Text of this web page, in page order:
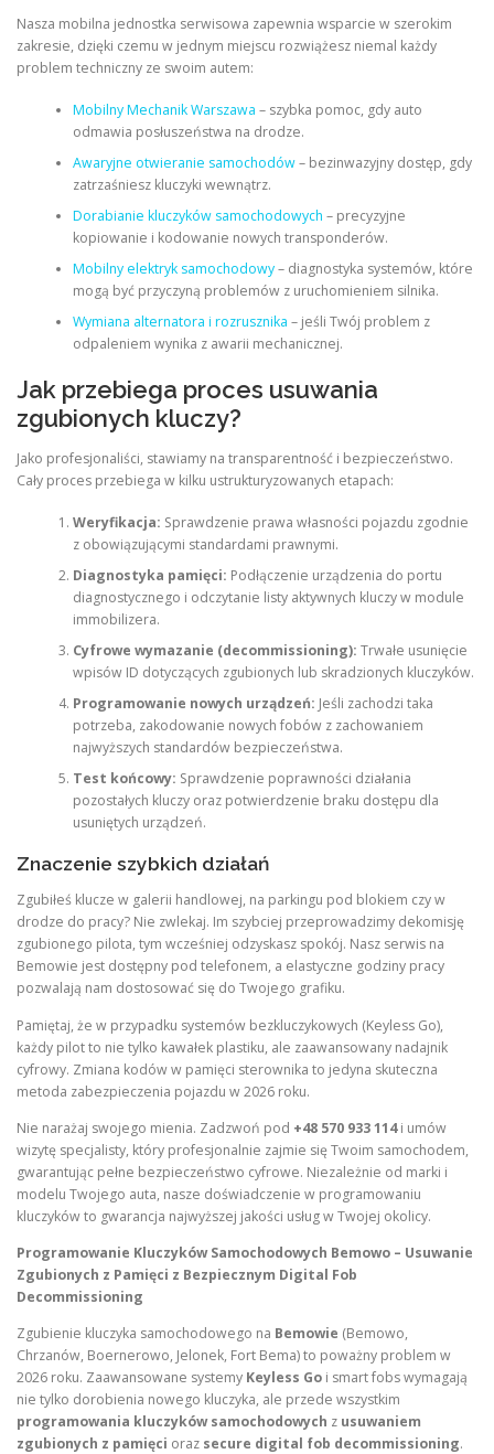
Nasza mobilna jednostka serwisowa zapewnia wsparcie w szerokim
zakresie, dzięki czemu w jednym miejscu rozwiążesz niemal każdy
problem techniczny ze swoim autem:
Mobilny Mechanik Warszawa – szybka pomoc, gdy auto
odmawia posłuszeństwa na drodze.
Awaryjne otwieranie samochodów– bezinwazyjny dostęp, gdy
zatrzaśniesz kluczyki wewnątrz.
Dorabianie kluczyków samochodowych – precyzyjne
kopiowanie i kodowanie nowych transponderów.
Mobilny elektryk samochodowy– diagnostyka systemów, które
mogą być przyczyną problemów z uruchomieniem silnika.
Wymiana alternatora i rozrusznika – jeśli Twój problem z
odpaleniem wynika z awarii mechanicznej.
Jak przebiega proces usuwania
zgubionych kluczy?
Jako profesjonaliści, stawiamy na transparentność i bezpieczeństwo.
Cały proces przebiega w kilku ustrukturyzowanych etapach:
Weryfikacja: Sprawdzenie prawa własności pojazdu zgodnie
z obowiązującymi standardami prawnymi.
Diagnostyka pamięci: Podłączenie urządzenia do portu
diagnostycznego i odczytanie listy aktywnych kluczy w module
immobilizera.
Cyfrowe wymazanie (decommissioning): Trwałe usunięcie
wpisów ID dotyczących zgubionych lub skradzionych kluczyków.
Programowanie nowych urządzeń: Jeśli zachodzi taka
potrzeba, zakodowanie nowych fobów z zachowaniem
najwyższych standardów bezpieczeństwa.
Test końcowy: Sprawdzenie poprawności działania
pozostałych kluczy oraz potwierdzenie braku dostępu dla
usuniętych urządzeń.
Znaczenie szybkich działań
Zgubiłeś klucze w galerii handlowej, na parkingu pod blokiem czy w
drodze do pracy? Nie zwlekaj. Im szybciej przeprowadzimy dekomisję
zgubionego pilota, tym wcześniej odzyskasz spokój. Nasz serwis na
Bemowie jest dostępny pod telefonem, a elastyczne godziny pracy
pozwalają nam dostosować się do Twojego grafiku.
Pamiętaj, że w przypadku systemów bezkluczykowych (Keyless Go),
każdy pilot to nie tylko kawałek plastiku, ale zaawansowany nadajnik
cyfrowy. Zmiana kodów w pamięci sterownika to jedyna skuteczna
metoda zabezpieczenia pojazdu w 2026 roku.
Nie narażaj swojego mienia. Zadzwoń pod +48 570 933 114i umów
wizytę specjalisty, który profesjonalnie zajmie się Twoim samochodem,
gwarantując pełne bezpieczeństwo cyfrowe. Niezależnie od marki i
modelu Twojego auta, nasze doświadczenie w programowaniu
kluczyków to gwarancja najwyższej jakości usług w Twojej okolicy.
Programowanie Kluczyków Samochodowych Bemowo – Usuwanie
Zgubionych z Pamięci z Bezpiecznym Digital Fob
Decommissioning
Zgubienie kluczyka samochodowego na Bemowie (Bemowo,
Chrzanów, Boernerowo, Jelonek, Fort Bema) to poważny problem w
2026 roku. Zaawansowane systemy Keyless Go i smart fobs wymagają
nie tylko dorobienia nowego kluczyka, ale przede wszystkim
programowania kluczyków samochodowych z usuwaniem
zgubionych z pamięci oraz secure digital fob decommissioning.